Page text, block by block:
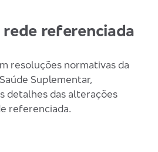
rede referenciada
resoluções normativas da
Suplementar,
detalhes das alterações
referenciada.